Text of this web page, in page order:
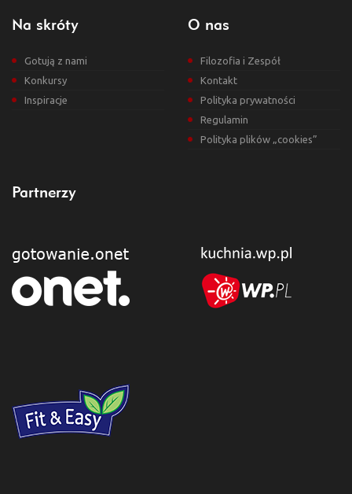
Na skróty
Gotują z nami
Konkursy
Inspiracje
O nas
Filozofia i Zespół
Kontakt
Polityka prywatności
Regulamin
Polityka plików „cookies”
Partnerzy